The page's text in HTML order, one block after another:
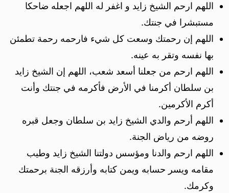
اللهم ارحم الشيخ زايد و اغفر له اللهم اجعله ضاحكا
مستبشرا في جنتك.
اللهم إن رحمتك وسعت كل شيء فارحمه رحمة تطمئن
بها نفسه وتقر به عينه.
اللهم ارحم من جعلنا أسعد شعب، اللهم إن الشيخ زايد
بن سلطان أكرمنا في الأرض فأكرمه في جنتك وأنت
أكرم الأكرمين.
اللهم أرحم والدي الشيخ زايد بن سلطان وجعل قبره
روضه من رياض الجنة.
اللهم ارحم والدنا ومؤسس دولتنا الشيخ زايد وطيب
مقامه ويسر حسابه ويمن كتابه وأرزقه الجنة برحمتك
وكرمك.